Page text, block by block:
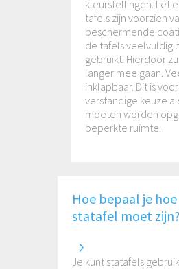
kleurstellingen. Let
tafels zijn voorzien
beschermende
de tafels veelvuldig
gebruikt. Hierdoor
langer mee gaan.
inklapbaar. Dit is
verstandige keuze
moeten worden
beperkte ruimte.
Hoe bepaal je
statafel moet zijn?
Je kunt statafels